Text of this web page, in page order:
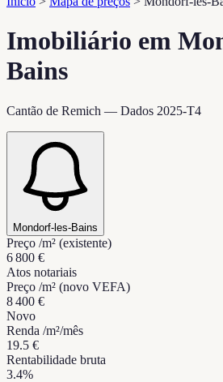
Imobiliário em
Bains
Cantão de Remich — Dados 2025-T4
Mondorf-les-Bains
Preço /m² (existente)
6 800 €
Atos notariais
Preço /m² (novo VEFA)
8 400 €
Novo
Renda /m²/mês
19.5 €
Rentabilidade bruta
3.4%